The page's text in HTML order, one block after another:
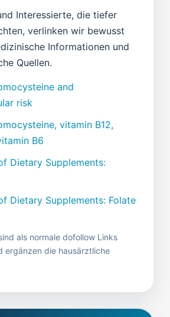
Interessierte, die tiefer
verlinken wir bewusst
Informationen und
Quellen.
and
risk
vitamin B12,
B6
Dietary Supplements:
Dietary Supplements: Folate
als normale dofollow Links
ergänzen die hausärztliche